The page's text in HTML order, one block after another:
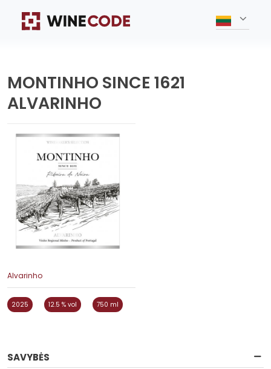
MONTINHO SINCE 1621
ALVARINHO
Alvarinho
2025 12.5 % vol 750 ml
SAVYBĖS